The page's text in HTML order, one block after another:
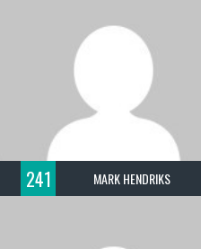
241 MARK HENDRIKS